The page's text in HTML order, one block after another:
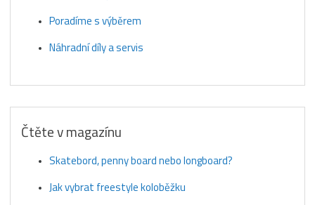
Poradíme s výběrem
Náhradní díly a servis
Čtěte v magazínu
Skatebord, penny board nebo longboard?
Jak vybrat freestyle koloběžku